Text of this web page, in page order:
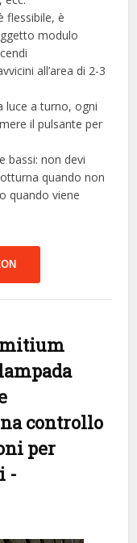
flessibile, è
modulo
all’area di 2-3
luce a turno, ogni
il pulsante per
bassi: non devi
quando non
quando viene
controllo
per
-